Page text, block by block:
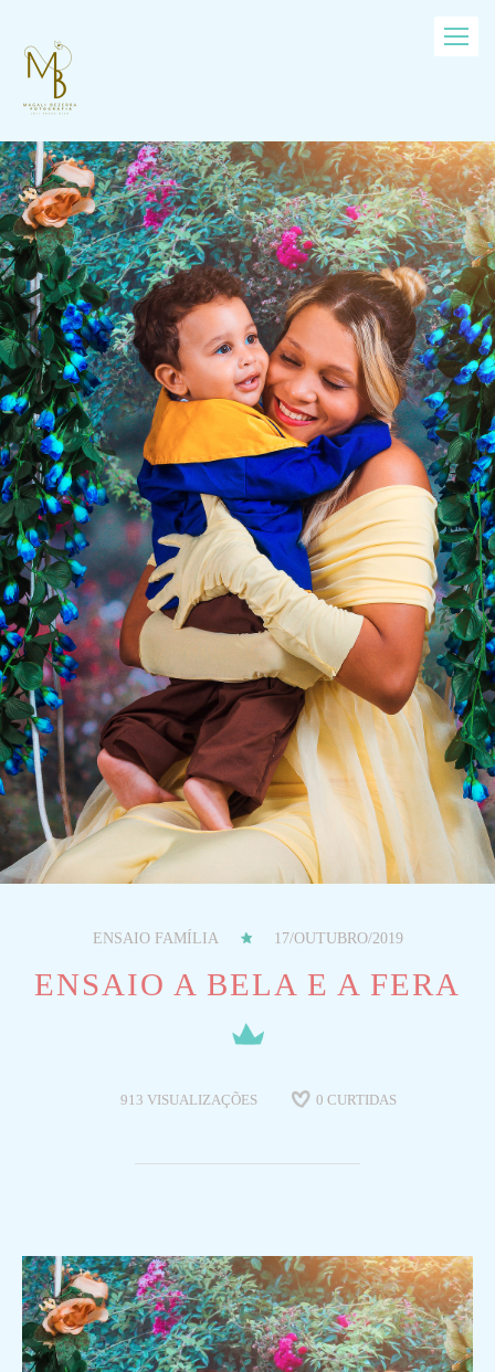
ENSAIO FAMÍLIA 17/OUTUBRO/2019
ENSAIO A BELA E A FERA
913 VISUALIZAÇÕES 0 CURTIDAS